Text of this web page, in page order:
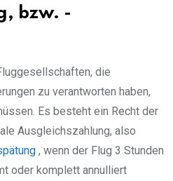
bzw. -
die
zu verantworten haben,
Es besteht ein Recht der
Ausgleichszahlung, also
, wenn der Flug 3 Stunden
oder komplett annulliert